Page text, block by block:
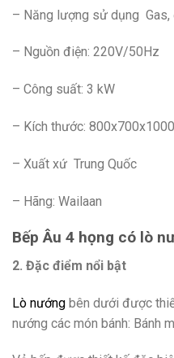
– Năng lượng sử dụng Gas,
– Nguồn điện: 220V/50Hz
– Công suất: 3 kW
– Kích thước:
– Xuất xứ Trung Quốc
– Hãng: Wailaan
Bếp Âu 4 họng có lò
2. Đặc điểm nổi bật
Lò nướng bên dưới được
nướng các món bánh: Bánh